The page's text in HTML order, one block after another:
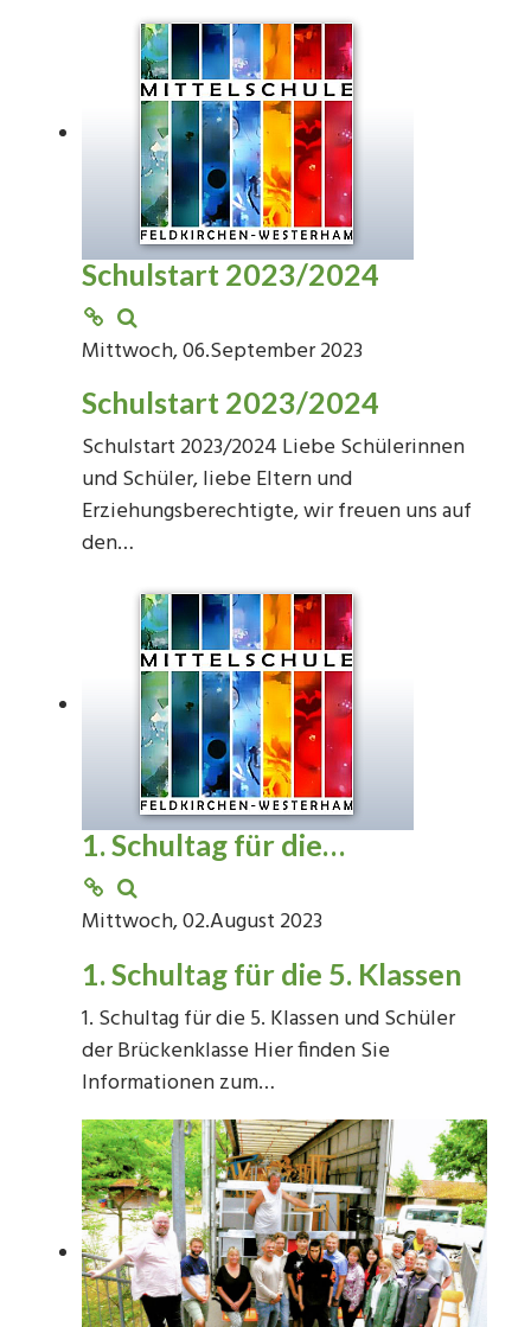
Schulstart 2023/2024
Mittwoch, 06.September 2023
Schulstart 2023/2024
Schulstart 2023/2024 Liebe Schülerinnen
und Schüler, liebe Eltern und
Erziehungsberechtigte, wir freuen uns auf
den…
1. Schultag für die…
Mittwoch, 02.August 2023
1. Schultag für die 5. Klassen
1. Schultag für die 5. Klassen und Schüler
der Brückenklasse Hier finden Sie
Informationen zum…